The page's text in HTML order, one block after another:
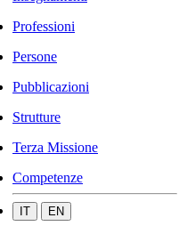
Professioni
Persone
Pubblicazioni
Strutture
Terza Missione
Competenze
IT EN